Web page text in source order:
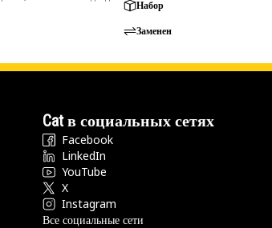
Набор
Заменен
Cat в социальных сетях
Facebook
LinkedIn
YouTube
X
Instagram
Все социальные сети